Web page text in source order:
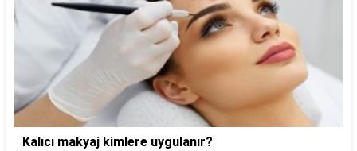
Kalıcı makyaj kimlere uygulanır?